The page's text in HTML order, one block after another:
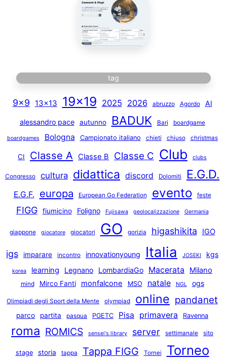
tag
9×9 13×13 19×19 2025 2026 abruzzo Agordo AI
alessandro pace autunno BADUK Bari boardgame
boardgames Bologna Campionato italiano chieti chiuso christmas
CI Classe A Classe B Classe C Club clubs
Congresso cultura didattica discord Dolomiti E.G.D.
E.G.F. europa European Go Federation evento feste
FIGG fiumicino Foligno Fujisawa geolocalizzazione Germania
giappone giocatore giocatori GO gorizia higashikita IGO
igs imparare incontro innovationyoung Italia JOSEKI kgs
korea learning Legnano LombardiaGo Macerata Milano
mind Mirco Fanti monfalcone MSO natale NGL ogs
Olimpiadi degli Sport della Mente olympiad online pandanet
parco partita pasqua PGETC Pisa primavera Ravenna
roma ROMICS sensei's library server settimanale sito
stage storia tappa Tappa FIGG Tornei Torneo